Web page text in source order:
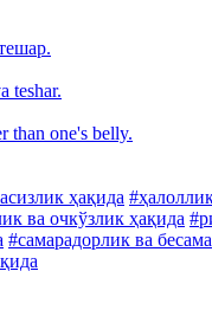
teshar.
than one's belly.
ҳақида
ва очкўзлик ҳақида
#самарадорлик ва